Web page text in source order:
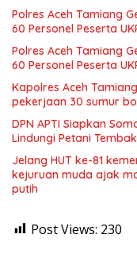
Polres Aceh Tamiang
60 Personel Peserta
Polres Aceh Tamiang
60 Personel Peserta
Kapolres Aceh
pekerjaan 30 sumur
DPN APTI Siapkan
Lindungi Petani
Jelang HUT ke-81
kejuruan muda ajak
putih
Post Views: 230